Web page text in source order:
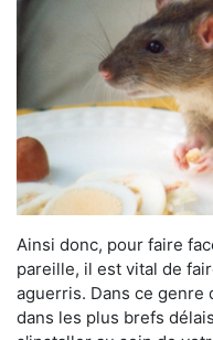
Ainsi donc, pour faire
pareille, il est vital de
aguerris. Dans ce genre
dans les plus brefs